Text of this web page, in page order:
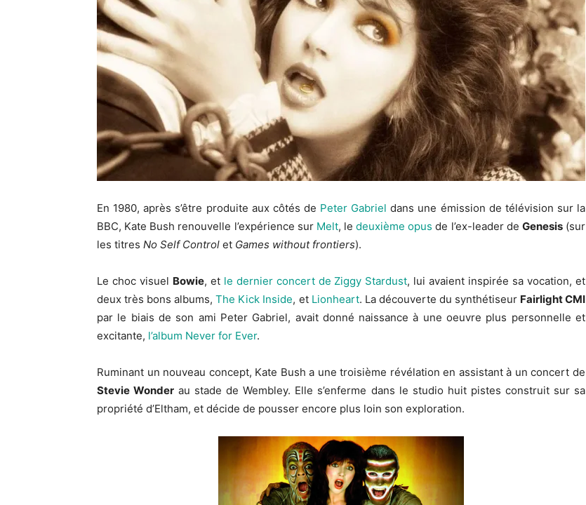
En 1980, après s’être produite aux côtés de Peter Gabriel dans une émission de télévision sur la
BBC, Kate Bush renouvelle l’expérience sur Melt, ledeuxième opus de l’ex-leader de Genesis(sur
les titres No Self Control et Games without frontiers).
Le choc visuel Bowie, et le dernier concert de Ziggy Stardust, lui avaient inspirée sa vocation, et
deux très bons albums,The Kick Inside, et Lionheart. La découverte du synthétiseur Fairlight CMI
par le biais de son ami Peter Gabriel, avait donné naissance à une oeuvre plus personnelle et
excitante, l’album Never for Ever.
Ruminant un nouveau concept, Kate Bush a une troisième révélation en assistant à un concert de
Stevie Wonder au stade de Wembley. Elle s’enferme dans le studio huit pistes construit sur sa
propriété d’Eltham, et décide de pousser encore plus loin son exploration.